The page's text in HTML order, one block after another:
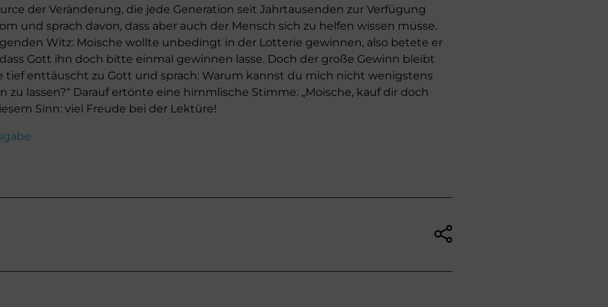
der Veränderung, die jede Generation seit Jahrtausenden zur Verfügung
und sprach davon, dass aber auch der Mensch sich zu helfen wissen müsse.
Witz: Moische wollte unbedingt in der Lotterie gewinnen, also betete er
Gott ihn doch bitte einmal gewinnen lasse. Doch der große Gewinn bleibt
tief enttäuscht zu Gott und sprach: Warum kannst du mich nicht wenigstens
lassen?“ Darauf ertönte eine himmlische Stimme: „Moische, kauf dir doch
Sinn: viel Freude bei der Lektüre!